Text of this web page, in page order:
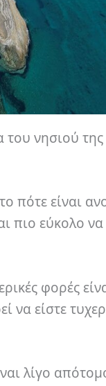
νησιού
πότε είναι
πιο εύκολο
φορές
να είστε
λίγο